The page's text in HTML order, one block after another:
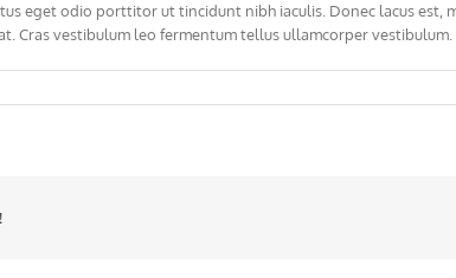
eget odio porttitor ut tincidunt nibh iaculis. Donec lacus est,
Cras vestibulum leo fermentum tellus ullamcorper vestibulum.